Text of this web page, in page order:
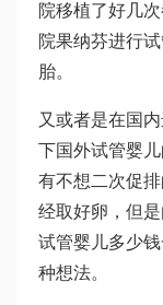
院移植了好几
院果纳芬进行
胎。
又或者是在国
下国外试管婴
有不想二次促
经取好卵，但
试管婴儿多少
种想法。